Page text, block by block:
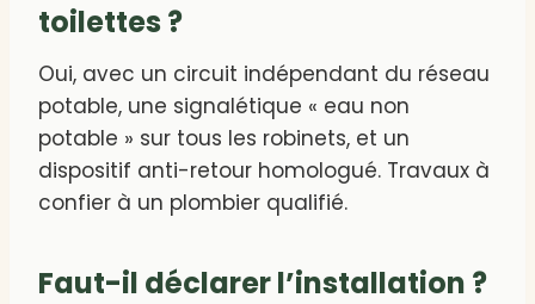
toilettes ?
Oui, avec un circuit indépendant du réseau
potable, une signalétique « eau non
potable » sur tous les robinets, et un
dispositif anti-retour homologué. Travaux à
confier à un plombier qualifié.
Faut-il déclarer l’installation ?